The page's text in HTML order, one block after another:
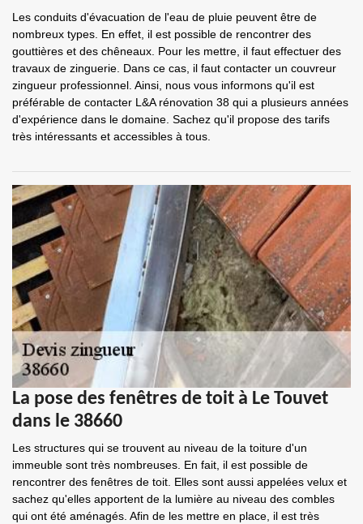
Les conduits d'évacuation de l'eau de pluie peuvent être de
nombreux types. En effet, il est possible de rencontrer des
gouttières et des chêneaux. Pour les mettre, il faut effectuer des
travaux de zinguerie. Dans ce cas, il faut contacter un couvreur
zingueur professionnel. Ainsi, nous vous informons qu'il est
préférable de contacter L&A rénovation 38 qui a plusieurs années
d'expérience dans le domaine. Sachez qu'il propose des tarifs
très intéressants et accessibles à tous.
La pose des fenêtres de toit à Le Touvet
dans le 38660
Les structures qui se trouvent au niveau de la toiture d'un
immeuble sont très nombreuses. En fait, il est possible de
rencontrer des fenêtres de toit. Elles sont aussi appelées velux et
sachez qu'elles apportent de la lumière au niveau des combles
qui ont été aménagés. Afin de les mettre en place, il est très